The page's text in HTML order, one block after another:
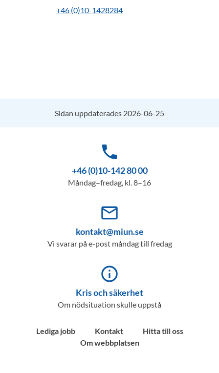
+46 (0)10-1428284
Sidan uppdaterades 2026-06-25
phone
+46 (0)10-142 80 00
Måndag–fredag, kl. 8–16
mail_outline
kontakt@miun.se
Vi svarar på e-post måndag till fredag
info_outline
Kris och säkerhet
Om nödsituation skulle uppstå
Lediga jobb Kontakt
Hitta till oss
Om webbplatsen